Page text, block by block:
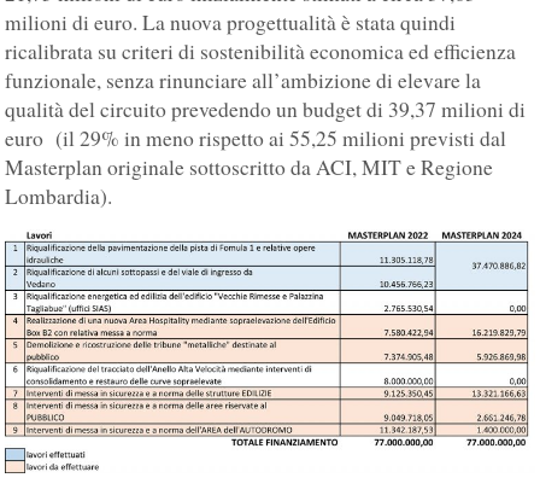
milioni di euro. La nuova progettualità è stata quindi
ricalibrata su criteri di sostenibilità economica ed efficienza
funzionale, senza rinunciare all’ambizione di elevare la
qualità del circuito prevedendo un budget di 39,37 milioni di
euro (il 29% in meno rispetto ai 55,25 milioni previsti dal
Masterplan originale sottoscritto da ACI, MIT e Regione
Lombardia).